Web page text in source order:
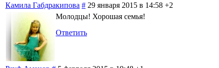
Камила Габдракипова # 29 января 2015 в 14:58 +2
Молодцы! Хорошая семья!
Ответить